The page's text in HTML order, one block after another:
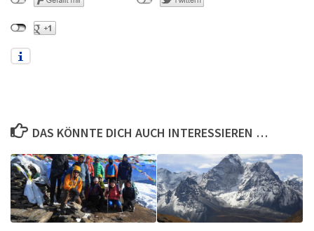
DAS KÖNNTE DICH AUCH INTERESSIEREN …